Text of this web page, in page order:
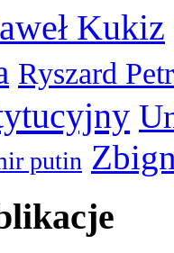
Kukiz
Ryszard
putin